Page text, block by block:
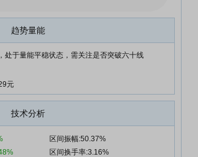
趋势量能
处于量能平稳状态，需关注是否突破六十线
元
技术分析
区间振幅:50.37%
区间换手率:3.16%